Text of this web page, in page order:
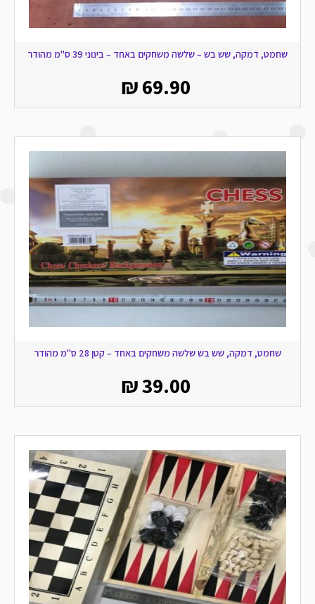
שחמט, דמקה, שש בש – שלשה משחקים באחד – בינוני 39 ס"מ מהודר
₪69.90
שחמט, דמקה, שש בש שלשה משחקים באחד – קטן 28 ס"מ מהודר
₪39.00